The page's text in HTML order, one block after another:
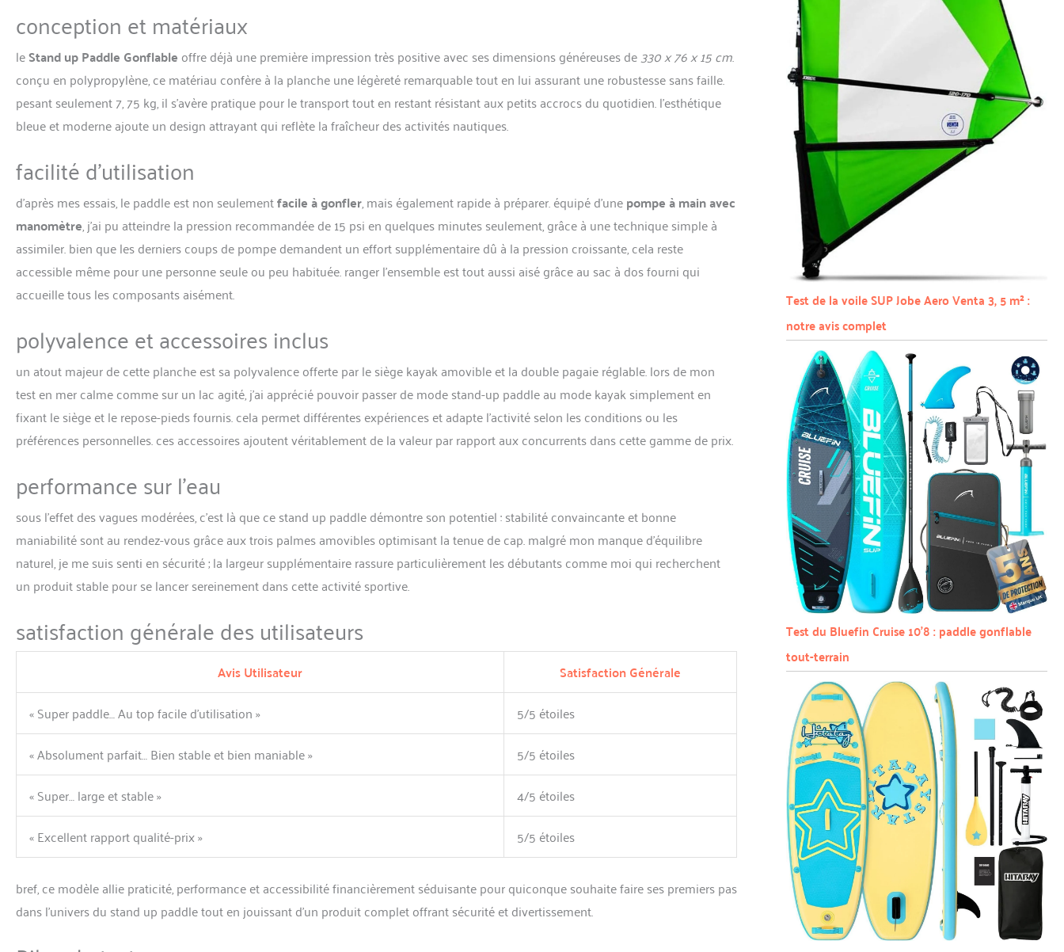
en longueur avec indicateur de longueur. ✅ Dimensions 330x76x15cm, poids de la planche
env. 7,75KG, poids total du SUP Set y compris tous les accessoires env.13,5kg, capacité de
charge jusqu'à 150 kg, super design et excellent matériel.
conception et matériaux
leStand up Paddle Gonflable offre déjà une première impression très positive avec ses dimensions généreuses de330 x 76 x 15 cm.
conçu en polypropylène, ce matériau confère à la planche une légèreté remarquable tout en lui assurant une robustesse sans faille.
pesant seulement 7, 75 kg, il s’avère pratique pour le transport tout en restant résistant aux petits accrocs du quotidien. l’esthétique
bleue et moderne ajoute un design attrayant qui reflète la fraîcheur des activités nautiques.
facilité d’utilisation
d’après mes essais, le paddle est non seulementfacile à gonfler, mais également rapide à préparer. équipé d’unepompe à main avec
manomètre, j’ai pu atteindre la pression recommandée de 15 psi en quelques minutes seulement, grâce à une technique simple à
assimiler. bien que les derniers coups de pompe demandent un effort supplémentaire dû à la pression croissante, cela reste
accessible même pour une personne seule ou peu habituée. ranger l’ensemble est tout aussi aisé grâce au sac à dos fourni qui
accueille tous les composants aisément.
polyvalence et accessoires inclus
un atout majeur de cette planche est sa polyvalence offerte par le siège kayak amovible et la double pagaie réglable. lors de mon
test en mer calme comme sur un lac agité, j’ai apprécié pouvoir passer de mode stand-up paddle au mode kayak simplement en
fixant le siège et le repose-pieds fournis. cela permet différentes expériences et adapte l’activité selon les conditions ou les
préférences personnelles. ces accessoires ajoutent véritablement de la valeur par rapport aux concurrents dans cette gamme de prix.
performance sur l’eau
sous l’effet des vagues modérées, c’est là que ce stand up paddle démontre son potentiel : stabilité convaincante et bonne
maniabilité sont au rendez-vous grâce aux trois palmes amovibles optimisant la tenue de cap. malgré mon manque d’équilibre
naturel, je me suis senti en sécurité ; la largeur supplémentaire rassure particulièrement les débutants comme moi qui recherchent
un produit stable pour se lancer sereinement dans cette activité sportive.
satisfaction générale des utilisateurs
Avis Utilisateur Satisfaction Générale
« Super paddle… Au top facile d’utilisation »
5/5 étoiles
« Absolument parfait… Bien stable et bien maniable »
5/5 étoiles
« Super… large et stable »
4/5 étoiles
« Excellent rapport qualité-prix »
5/5 étoiles
bref, ce modèle allie praticité, performance et accessibilité financièrement séduisante pour quiconque souhaite faire ses premiers pas
dans l’univers du stand up paddle tout en jouissant d’un produit complet offrant sécurité et divertissement.
Test de la voile SUP Jobe Aero Venta 3, 5 m² :
notre avis complet
Test du Bluefin Cruise 10’8 : paddle gonflable
tout-terrain